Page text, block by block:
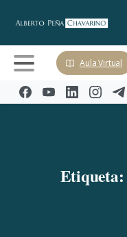
Aula Virtual
Etiqueta: